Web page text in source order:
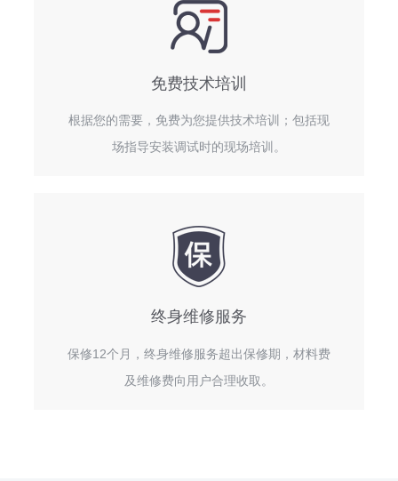
免费技术培训
根据您的需要，免费为您提供技术培训；包括现
场指导安装调试时的现场培训。
终身维修服务
保修12个月，终身维修服务超出保修期，材料费
及维修费向用户合理收取。